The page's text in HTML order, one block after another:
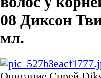
08 Диксон
мл.